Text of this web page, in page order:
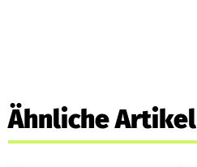
Ähnliche Artikel